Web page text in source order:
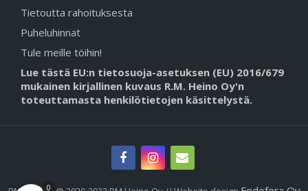
Tietoutta rahoituksesta
Puheluhinnat
Tule meille töihin!
Lue tästä EU:n tietosuoja-asetuksen (EU) 2016/679
mukainen kirjallinen kuvaus R.M. Heino Oy'n
toteuttamasta henkilötietojen käsittelystä.
0